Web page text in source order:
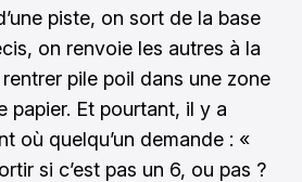
piste, on sort de la base
on renvoie les autres à la
pile poil dans une zone
papier. Et pourtant, il y a
où quelqu’un demande : «
si c’est pas un 6, ou pas ?